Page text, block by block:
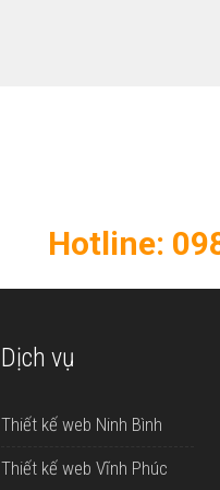
Hotline:
Dịch vụ
Thiết kế web Ninh Bình
Thiết kế web Vĩnh Phúc